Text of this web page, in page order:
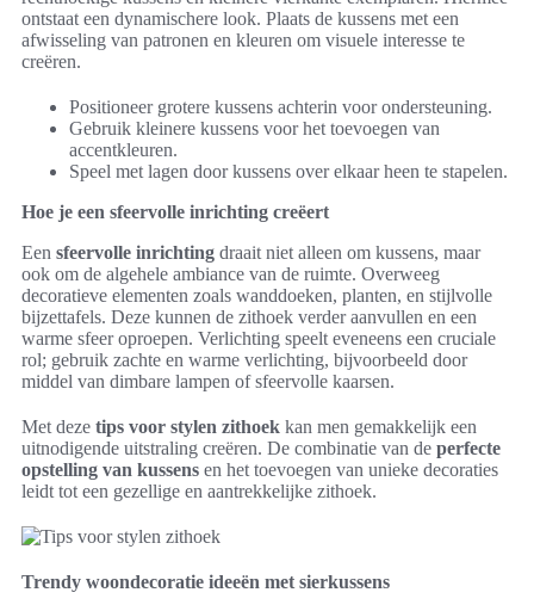
ontstaat een dynamischere look. Plaats de kussens met een
afwisseling van patronen en kleuren om visuele interesse te
creëren.
Positioneer grotere kussens achterin voor ondersteuning.
Gebruik kleinere kussens voor het toevoegen van
accentkleuren.
Speel met lagen door kussens over elkaar heen te stapelen.
Hoe je een sfeervolle inrichting creëert
Een sfeervolle inrichting draait niet alleen om kussens, maar
ook om de algehele ambiance van de ruimte. Overweeg
decoratieve elementen zoals wanddoeken, planten, en stijlvolle
bijzettafels. Deze kunnen de zithoek verder aanvullen en een
warme sfeer oproepen. Verlichting speelt eveneens een cruciale
rol; gebruik zachte en warme verlichting, bijvoorbeeld door
middel van dimbare lampen of sfeervolle kaarsen.
Met deze tips voor stylen zithoek kan men gemakkelijk een
uitnodigende uitstraling creëren. De combinatie van de perfecte
opstelling van kussens en het toevoegen van unieke decoraties
leidt tot een gezellige en aantrekkelijke zithoek.
Trendy woondecoratie ideeën met sierkussens